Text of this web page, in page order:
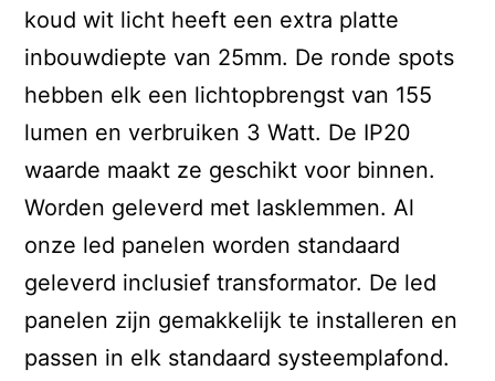
koud wit licht heeft een extra platte
inbouwdiepte van 25mm. De ronde spots
hebben elk een lichtopbrengst van 155
lumen en verbruiken 3 Watt. De IP20
waarde maakt ze geschikt voor binnen.
Worden geleverd met lasklemmen. Al
onze led panelen worden standaard
geleverd inclusief transformator. De led
panelen zijn gemakkelijk te installeren en
passen in elk standaard systeemplafond.